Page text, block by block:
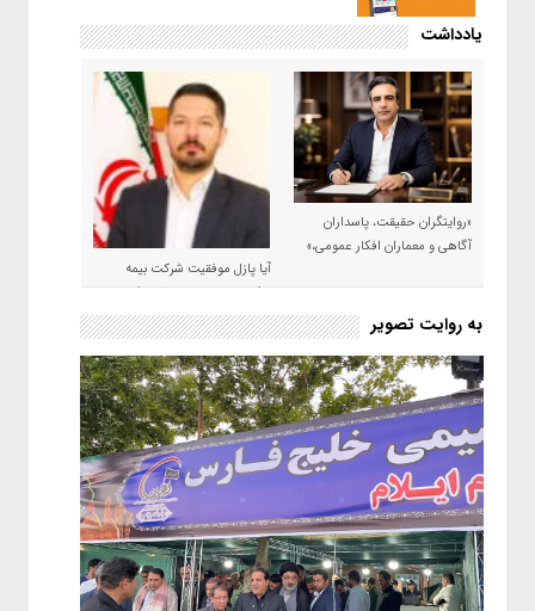
یادداشت
«روایتگران حقیقت، پاسداران
آگاهی و معماران افکار عمومی،»
آیا پازل موفقیت شرکت بیمه
حکمت صبا در سال ۱۴۰۵ کامل می
شود؟!
به روایت تصویر